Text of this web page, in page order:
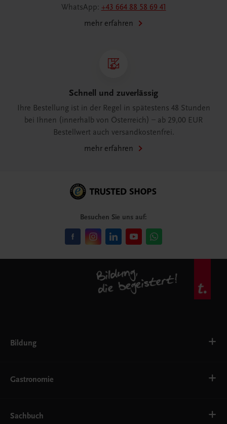
WhatsApp: +43 664 88 58 69 41
mehr erfahren
Schnell und zuverlässig
Ihre Bestellung ist in der Regel in spätestens 48 Stunden
bei Ihnen (innerhalb von Österreich) – ab 29,00 EUR
Bestellwert auch versandkostenfrei.
mehr erfahren
Besuchen Sie uns auf:
Bildung
AHS
EWF/ZWF
FW
Gastronomie
Getränke
Sachbuch